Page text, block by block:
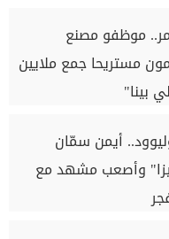
موظفو مصنع
مستريحا جمع ملايين
بينا"
أيمن سمّان
وأصعب مشهد مع